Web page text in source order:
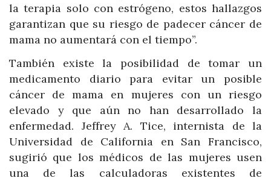
la terapia solo con estrógeno, estos hallazgos
garantizan que su riesgo de padecer cáncer de
mama no aumentará con el tiempo”.
También existe la posibilidad de tomar un
medicamento diario para evitar un posible
cáncer de mama en mujeres con un riesgo
elevado y que aún no han desarrollado la
enfermedad. Jeffrey A. Tice, internista de la
Universidad de California en San Francisco,
sugirió que los médicos de las mujeres usen
una de las calculadoras existentes de